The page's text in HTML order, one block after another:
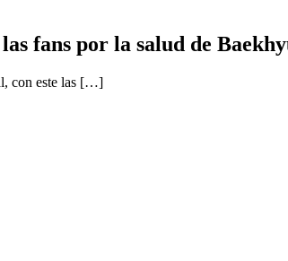
fans por la salud de
con este las […]